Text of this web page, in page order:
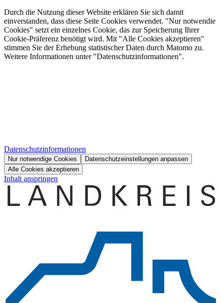
Durch die Nutzung dieser Website erklären Sie sich damit
einverstanden, dass diese Seite Cookies verwendet. "Nur notwendie
Cookies" setzt ein einzelnes Cookie, das zur Speicherung Ihrer
Cookie-Präferenz benötigt wird. Mit "Alle Cookies akzeptieren"
stimmen Sie der Erhebung statistischer Daten durch Matomo zu.
Weitere Informationen unter "Datenschutzinformationen".
Datenschutzinformationen
Nur notwendige Cookies
Datenschutzeinstellungen anpassen
Alle Cookies akzeptieren
Inhalt anspringen